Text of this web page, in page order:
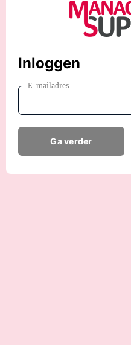
Inloggen
E-mailadres
Ga verder